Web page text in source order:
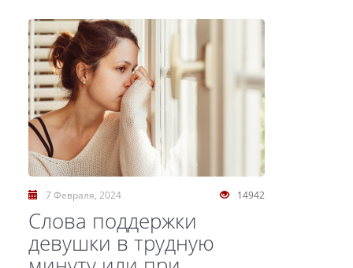
14942
7 Февраля, 2024
Слова поддержки
девушки в трудную